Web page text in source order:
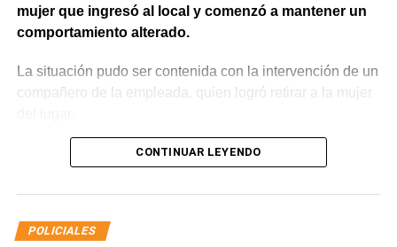
mujer que ingresó al local y comenzó a mantener un
comportamiento alterado.
La situación pudo ser contenida con la intervención de un
compañero de la empleada, quien logró retirar a la mujer
la Policía recibió otra denuncia
Juan. Según se informó, la misma mujer habría
mediante una patada.
CONTINUAR LEYENDO
POLICIALES